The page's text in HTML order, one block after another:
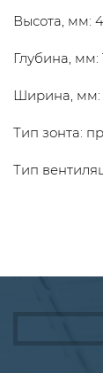
Высота, мм:
Глубина, мм:
Ширина, мм:
Тип зонта:
Тип